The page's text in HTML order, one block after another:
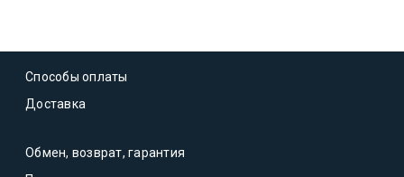
Способы оплаты
Доставка
Обмен, возврат, гарантия